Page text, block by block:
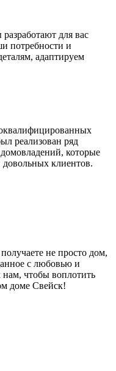
для вас
потребности и
адаптируем
реализован ряд
которые
клиентов.
не просто дом,
с любовью и
чтобы воплотить
доме Свейск!